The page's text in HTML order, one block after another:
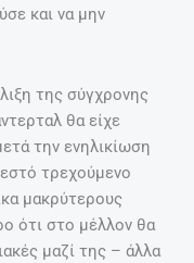
και να μην
της σύγχρονης
θα είχε
την ενηλικίωση
τρεχούμενο
μακρύτερους
ότι στο μέλλον θα
μαζί της – άλλα